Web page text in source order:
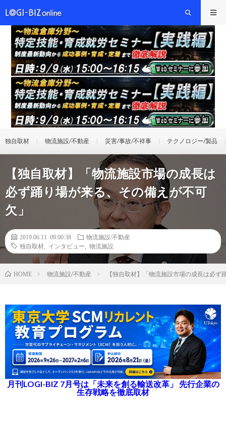
独自取材 物流施設/不動産 災害/事故/不祥事 テクノロジー/製品
【独自取材】「物流施設市場の成長は
必ず踊り場が来る、その備えが不可
欠」
2019.06.11 09:00:38
物流施設/不動産
独自取材
インタビュー 物流施設
HOME 物流施設/不動産 【独自取材】「物流施設市場の成長は必
月刊LOGI-BIZ 7月号は「未来を創る輸送改革」 先行企業の
生存戦略を徹底取材